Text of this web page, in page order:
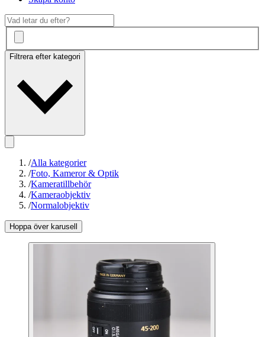
Filtrera efter kategori
/Alla kategorier
/Foto, Kameror & Optik
/Kameratillbehör
/Kameraobjektiv
/Normalobjektiv
Hoppa över karusell